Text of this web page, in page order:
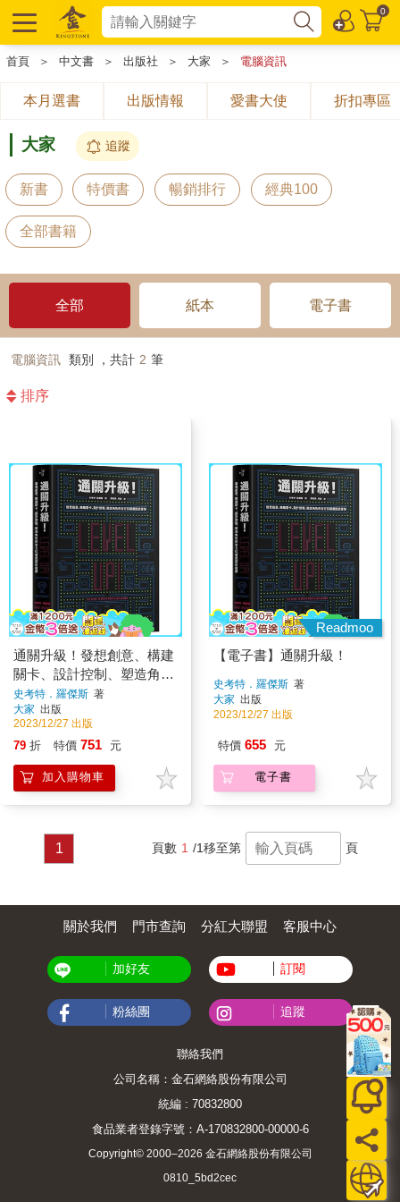
0
首頁 ＞ 中文書 ＞ 出版社 ＞ 大家 ＞ 電腦資訊
本月選書 出版情報 愛書大使 折扣專區
大家 追蹤
新書 特價書 暢銷排行 經典100
全部書籍
全部 紙本 電子書
電腦資訊 類別 ，共計 2 筆
排序
通關升級！發想創意、構建
關卡、設計控制、塑造角色
的全方位遊戲設計指南
史考特．羅傑斯 著
大家 出版
2023/12/27 出版
79 折 特價 751 元
加入購物車
Readmoo
【電子書】通關升級！
史考特．羅傑斯 著
大家 出版
2023/12/27 出版
特價 655 元
電子書
1 頁數 1 /1移至第 頁
關於我們 門市查詢 分紅大聯盟 客服中心
加好友 訂閱
粉絲團 追蹤
聯絡我們
公司名稱：金石網絡股份有限公司
統編 : 70832800
食品業者登錄字號：A-170832800-00000-6
Copyright© 2000–2026 金石網絡股份有限公司
0810_5bd2cec